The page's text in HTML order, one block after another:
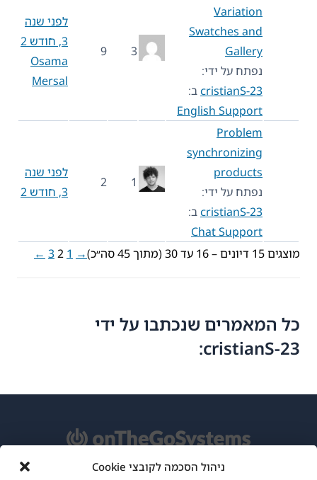
ניהול הסכמה לקובצי Cookie
Variation
Swatches and
Gallery
נפתח על ידי:
cristianS-23ב:
English Support
3
9
לפני שנה
3, חודש 2
Osama
Mersal
Problem
synchronizing
products
נפתח על ידי:
cristianS-23ב:
Chat Support
1
2
לפני שנה
3, חודש 2
מוצגים 15 דיונים – 16 עד 30 (מתוך 45 סה״כ) →
1
2
3
←
כל המאמרים שנכתבו על ידי
cristianS-23: